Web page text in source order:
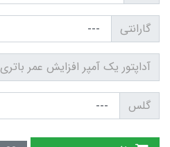
گارانتی
آداپتور یک آمپر افزایش عمر باتری
گلس